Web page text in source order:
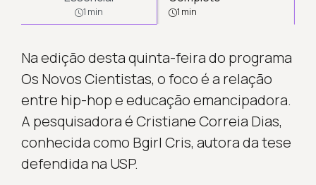
1 min 1 min
Na edição desta quinta-feira do programa
Os Novos Cientistas, o foco é a relação
entre hip-hop e educação emancipadora.
A pesquisadora é Cristiane Correia Dias,
conhecida como Bgirl Cris, autora da tese
defendida na USP.